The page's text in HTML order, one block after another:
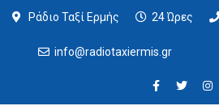
Ράδιο Ταξί Ερμής 24 Ώρες
info@radiotaxiermis.gr